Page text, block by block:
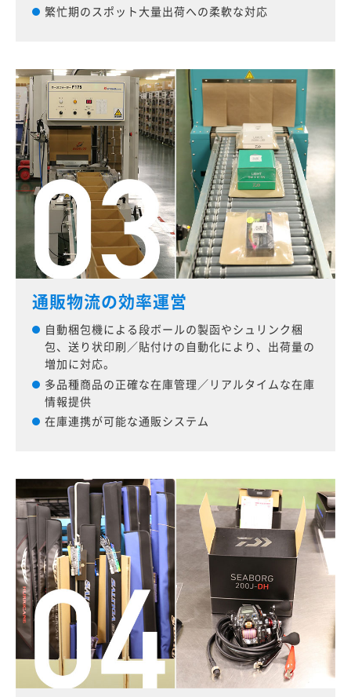
繁忙期のスポット大量出荷への柔軟な対応
通販物流の効率運営
自動梱包機による段ボールの製函やシュリンク梱
包、送り状印刷／貼付けの自動化により、出荷量の
増加に対応。
多品種商品の正確な在庫管理／リアルタイムな在庫
情報提供
在庫連携が可能な通販システム